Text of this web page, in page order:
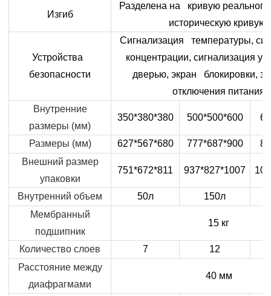
Изгиб
Разделена на кривую
историческую кривую.
Устройства
безопасности
Сигнализация температуры,
концентрации, сигнализация
дверью, экран блокировки,
отключения питания
Внутренние
размеры (мм)
350*380*380 500*500*600
Размеры (мм) 627*567*680 777*687*900
Внешний размер
упаковки
751*672*811 937*827*1007
Внутренний объем 50л
150л
Мембранный
подшипник
15 кг
Количество слоев 7
12
Расстояние между
диафрагмами
40 мм